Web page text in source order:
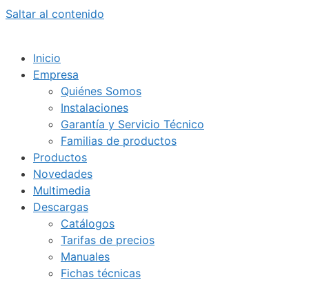
Saltar al contenido
Inicio
Empresa
Quiénes Somos
Instalaciones
Garantía y Servicio Técnico
Familias de productos
Productos
Novedades
Multimedia
Descargas
Catálogos
Tarifas de precios
Manuales
Fichas técnicas